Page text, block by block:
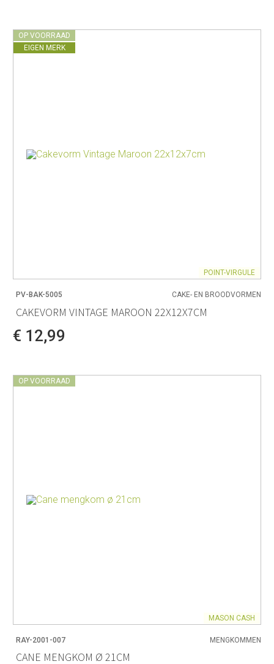
OP VOORRAAD
EIGEN MERK
POINT-VIRGULE
PV-BAK-5005 CAKE- EN BROODVORMEN
CAKEVORM VINTAGE MAROON 22X12X7CM
€ 12,99
OP VOORRAAD
MASON CASH
RAY-2001-007 MENGKOMMEN
CANE MENGKOM Ø 21CM